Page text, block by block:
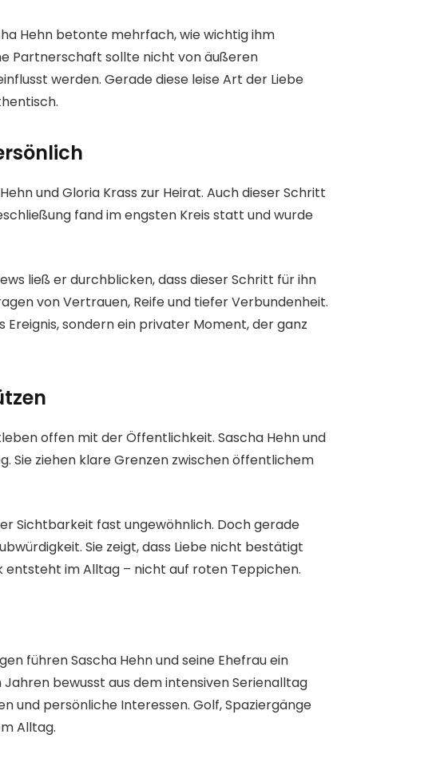
Hehn betonte mehrfach, wie wichtig ihm
Partnerschaft sollte nicht von äußeren
werden. Gerade diese leise Art der Liebe
und Gloria Krass zur Heirat. Auch dieser Schritt
fand im engsten Kreis statt und wurde
ließ er durchblicken, dass dieser Schritt für ihn
von Vertrauen, Reife und tiefer Verbundenheit.
sondern ein privater Moment, der ganz
offen mit der Öffentlichkeit. Sascha Hehn und
Sie ziehen klare Grenzen zwischen öffentlichem
Sichtbarkeit fast ungewöhnlich. Doch gerade
Sie zeigt, dass Liebe nicht bestätigt
entsteht im Alltag – nicht auf roten Teppichen.
führen Sascha Hehn und seine Ehefrau ein
bewusst aus dem intensiven Serienalltag
und persönliche Interessen. Golf, Spaziergänge
Alltag.